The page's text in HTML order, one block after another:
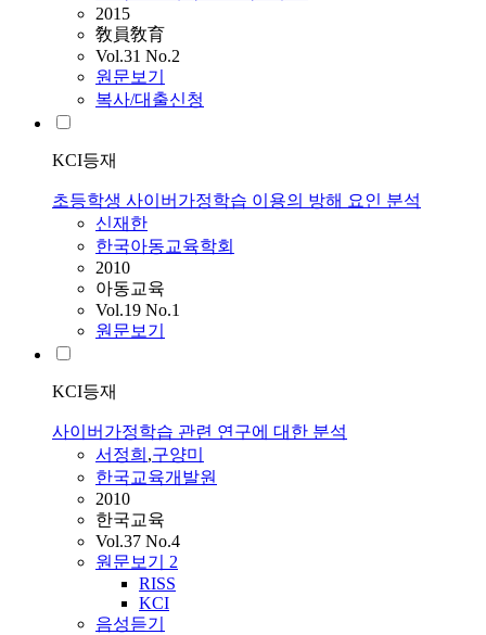
2015
敎員敎育
Vol.31 No.2
원문보기
복사/대출신청
KCI등재
초등학생 사이버가정학습 이용의 방해 요인 분석
신재한
한국아동교육학회
2010
아동교육
Vol.19 No.1
원문보기
KCI등재
사이버가정학습 관련 연구에 대한 분석
서정희 ,구양미
한국교육개발원
2010
한국교육
Vol.37 No.4
원문보기 2
RISS
KCI
음성듣기